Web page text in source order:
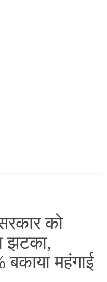
को
झटका,
बकाया महंगाई